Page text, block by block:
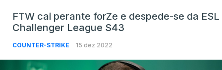
FTW cai perante forZe e despede-se da ESL
Challenger League S43
COUNTER-STRIKE 15 dez 2022